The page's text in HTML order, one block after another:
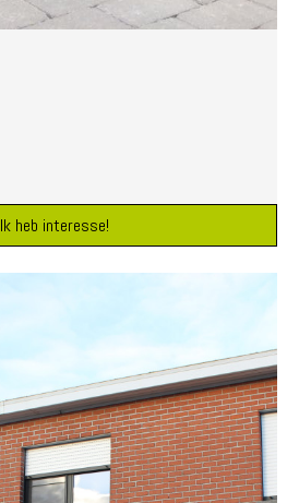
Ik heb interesse!